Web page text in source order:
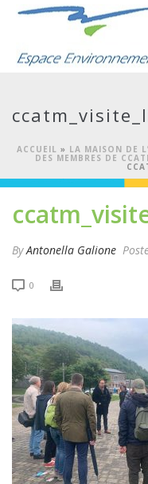
ACCUEIL » LA MAISON DE
DES MEMBRES DE
ByAntonella Galione
0